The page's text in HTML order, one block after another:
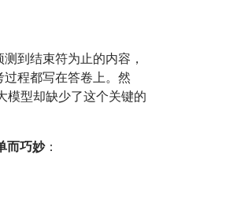
到结束符为止的内容，
程都写在答卷上。然
模型却缺少了这个关键的
而巧妙：